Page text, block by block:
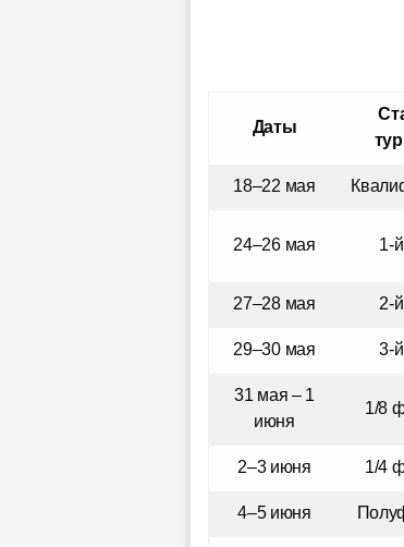
Даты
18–22 мая
24–26 мая 1-
27–28 мая 2-
29–30 мая 3-
31 мая – 1
июня
1/8
2–3 июня 1/4
4–5 июня